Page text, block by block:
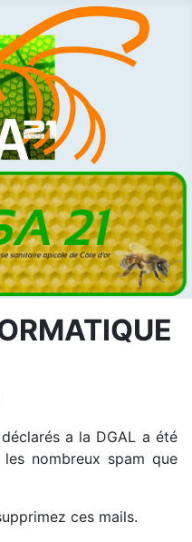
a la DGAL a été
nombreux spam que
ces mails.